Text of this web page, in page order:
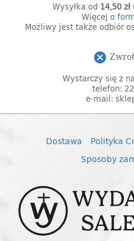
Wysyłka od 14,50 zł
Więcej o
Możliwy jest także odbiór
cancel
Wystarczy się z
telefon:
e-mail:
Dostawa Polityka
Sposoby